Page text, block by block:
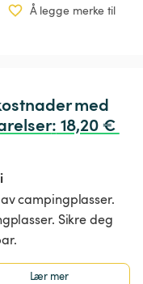
Å legge merke til
med
: 18,20 €
campingplasser.
Sikre deg
Lær mer